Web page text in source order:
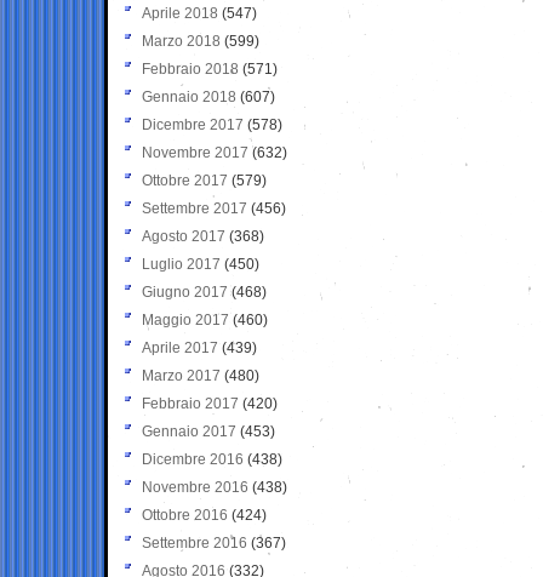
Aprile 2018 (547)
Marzo 2018 (599)
Febbraio 2018 (571)
Gennaio 2018 (607)
Dicembre 2017 (578)
Novembre 2017 (632)
Ottobre 2017 (579)
Settembre 2017 (456)
Agosto 2017 (368)
Luglio 2017 (450)
Giugno 2017 (468)
Maggio 2017 (460)
Aprile 2017 (439)
Marzo 2017 (480)
Febbraio 2017 (420)
Gennaio 2017 (453)
Dicembre 2016 (438)
Novembre 2016 (438)
Ottobre 2016 (424)
Settembre 2016 (367)
Agosto 2016 (332)